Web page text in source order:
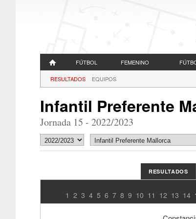
FÚTBOL FEMENINO
RESULTADOS EQUIPOS
Infantil Preferente
Jornada 15 - 2022/2023
RESULTADOS
1 2 3 4 5 6 7 8 9 10 11 12 13 14